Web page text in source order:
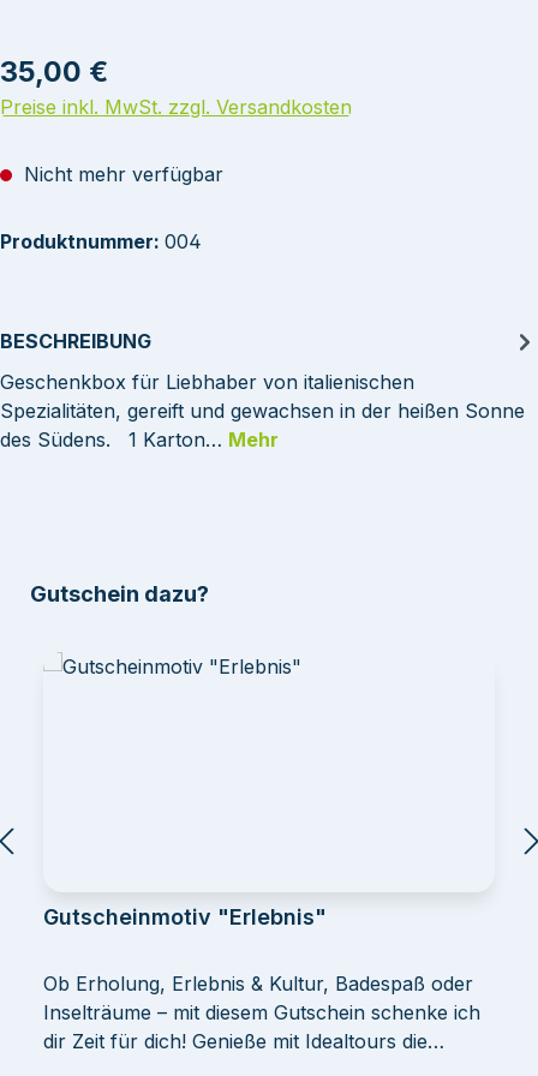
Regulärer Preis:
35,00 €
Preise inkl. MwSt. zzgl. Versandkosten
Nicht mehr verfügbar
Produktnummer: 004
BESCHREIBUNG
Geschenkbox für Liebhaber von italienischen
Spezialitäten, gereift und gewachsen in der heißen Sonne
des Südens. 1 Karton… Mehr
Produktgalerie überspringen
Gutschein dazu?
Gutscheinmotiv "Erlebnis"
Ob Erholung, Erlebnis & Kultur, Badespaß oder
Inselträume – mit diesem Gutschein schenke ich
dir Zeit für dich! Genieße mit Idealtours die